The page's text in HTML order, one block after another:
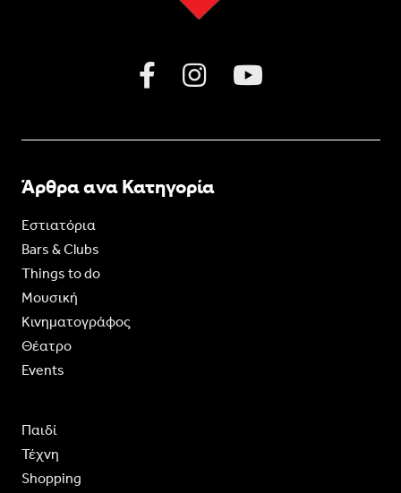
Άρθρα ανα Κατηγορία
Εστιατόρια
Bars & Clubs
Things to do
Moυσική
Κινηματογράφος
Θέατρο
Events
Παιδί
Τέχνη
Shopping